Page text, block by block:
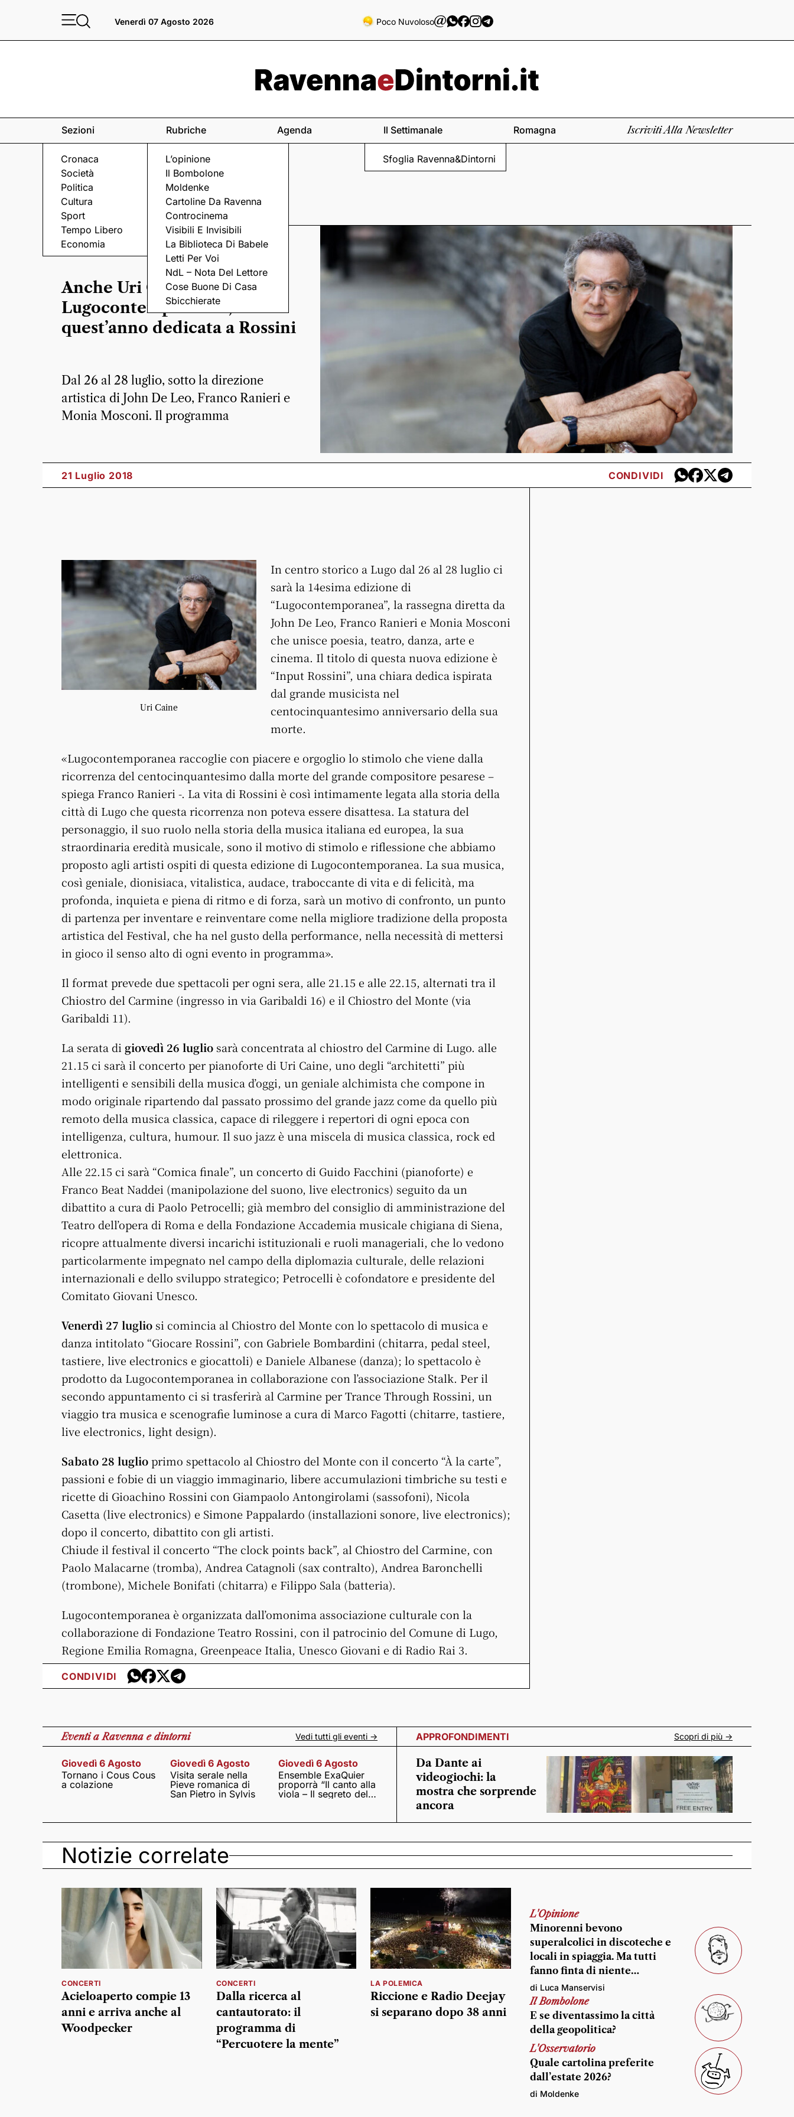
Venerdì 07 Agosto 2026 Poco Nuvoloso
Sezioni
Cronaca
Società
Politica
Cultura
Sport
Tempo Libero
Economia
Rubriche
L’opinione
Il Bombolone
Moldenke
Cartoline Da Ravenna
Controcinema
Visibili E Invisibili
La Biblioteca Di Babele
Letti Per Voi
NdL – Nota Del Lettore
Cose Buone Di Casa
Sbicchierate
Agenda Il Settimanale
Sfoglia Ravenna&Dintorni
Romagna Iscriviti Alla Newsletter
LA RASSEGNA
Anche Uri Caine a
Lugocontemporanea,
quest’anno dedicata a Rossini
Dal 26 al 28 luglio, sotto la direzione
artistica di John De Leo, Franco Ranieri e
Monia Mosconi. Il programma
21 Luglio 2018 CONDIVIDI
Uri Caine
In centro storico a Lugo dal 26 al 28 luglio ci
sarà la 14esima edizione di
“Lugocontemporanea”, la rassegna diretta da
John De Leo, Franco Ranieri e Monia Mosconi
che unisce poesia, teatro, danza, arte e
cinema. Il titolo di questa nuova edizione è
“Input Rossini”, una chiara dedica ispirata
dal grande musicista nel
centocinquantesimo anniversario della sua
morte.
«Lugocontemporanea raccoglie con piacere e orgoglio lo stimolo che viene dalla
ricorrenza del centocinquantesimo dalla morte del grande compositore pesarese –
spiega Franco Ranieri -. La vita di Rossini è così intimamente legata alla storia della
città di Lugo che questa ricorrenza non poteva essere disattesa. La statura del
personaggio, il suo ruolo nella storia della musica italiana ed europea, la sua
straordinaria eredità musicale, sono il motivo di stimolo e riflessione che abbiamo
proposto agli artisti ospiti di questa edizione di Lugocontemporanea. La sua musica,
così geniale, dionisiaca, vitalistica, audace, traboccante di vita e di felicità, ma
profonda, inquieta e piena di ritmo e di forza, sarà un motivo di confronto, un punto
di partenza per inventare e reinventare come nella migliore tradizione della proposta
artistica del Festival, che ha nel gusto della performance, nella necessità di mettersi
in gioco il senso alto di ogni evento in programma».
Il format prevede due spettacoli per ogni sera, alle 21.15 e alle 22.15, alternati tra il
Chiostro del Carmine (ingresso in via Garibaldi 16) e il Chiostro del Monte (via
Garibaldi 11).
La serata di giovedì 26 luglio sarà concentrata al chiostro del Carmine di Lugo. alle
21.15 ci sarà il concerto per pianoforte di Uri Caine, uno degli “architetti” più
intelligenti e sensibili della musica d’oggi, un geniale alchimista che compone in
modo originale ripartendo dal passato prossimo del grande jazz come da quello più
remoto della musica classica, capace di rileggere i repertori di ogni epoca con
intelligenza, cultura, humour. Il suo jazz è una miscela di musica classica, rock ed
elettronica.
Alle 22.15 ci sarà “Comica finale”, un concerto di Guido Facchini (pianoforte) e
Franco Beat Naddei (manipolazione del suono, live electronics) seguito da un
dibattito a cura di Paolo Petrocelli; già membro del consiglio di amministrazione del
Teatro dell’opera di Roma e della Fondazione Accademia musicale chigiana di Siena,
ricopre attualmente diversi incarichi istituzionali e ruoli manageriali, che lo vedono
particolarmente impegnato nel campo della diplomazia culturale, delle relazioni
internazionali e dello sviluppo strategico; Petrocelli è cofondatore e presidente del
Comitato Giovani Unesco.
Venerdì 27 luglio si comincia al Chiostro del Monte con lo spettacolo di musica e
danza intitolato “Giocare Rossini”, con Gabriele Bombardini (chitarra, pedal steel,
tastiere, live electronics e giocattoli) e Daniele Albanese (danza); lo spettacolo è
prodotto da Lugocontemporanea in collaborazione con l’associazione Stalk. Per il
secondo appuntamento ci si trasferirà al Carmine per Trance Through Rossini, un
viaggio tra musica e scenografie luminose a cura di Marco Fagotti (chitarre, tastiere,
live electronics, light design).
Sabato 28 luglioprimo spettacolo al Chiostro del Monte con il concerto “À la carte”,
passioni e fobie di un viaggio immaginario, libere accumulazioni timbriche su testi e
ricette di Gioachino Rossini con Giampaolo Antongirolami (sassofoni), Nicola
Casetta (live electronics) e Simone Pappalardo (installazioni sonore, live electronics);
dopo il concerto, dibattito con gli artisti.
Chiude il festival il concerto “The clock points back”, al Chiostro del Carmine, con
Paolo Malacarne (tromba), Andrea Catagnoli (sax contralto), Andrea Baronchelli
(trombone), Michele Bonifati (chitarra) e Filippo Sala (batteria).
Lugocontemporanea è organizzata dall’omonima associazione culturale con la
collaborazione di Fondazione Teatro Rossini, con il patrocinio del Comune di Lugo,
Regione Emilia Romagna, Greenpeace Italia, Unesco Giovani e di Radio Rai 3.
CONDIVIDI
Eventia Ravenna e dintorni Vedi tutti gli eventi ->
Giovedì 6 Agosto
Tornano i Cous Cous
a colazione
Giovedì 6 Agosto
Visita serale nella
Pieve romanica di
San Pietro in Sylvis
Giovedì 6 Agosto
Ensemble ExaQuier
proporrà “Il canto alla
viola – Il segreto del
APPROFONDIMENTI Scopri di più ->
Da Dante ai
videogiochi: la
mostra che sorprende
ancora
Notizie correlate
CONCERTI
Acieloaperto compie 13
anni e arriva anche al
Woodpecker
CONCERTI
Dalla ricerca al
cantautorato: il
programma di
“Percuotere la mente”
LA POLEMICA
Riccione e Radio Deejay
si separano dopo 38 anni
L'Opinione
Minorenni bevono
superalcolici in discoteche e
locali in spiaggia. Ma tutti
fanno finta di niente…
di Luca Manservisi
Il Bombolone
E se diventassimo la città
della geopolitica?
L'Osservatorio
Quale cartolina preferite
dall’estate 2026?
di Moldenke